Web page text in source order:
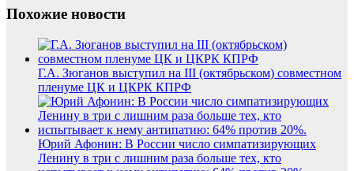
Похожие новости
Г.А. Зюганов выступил на III (октябрьском) совместном
пленуме ЦК и ЦКРК КПРФ
Юрий Афонин: В России число симпатизирующих
Ленину в три с лишним раза больше тех, кто